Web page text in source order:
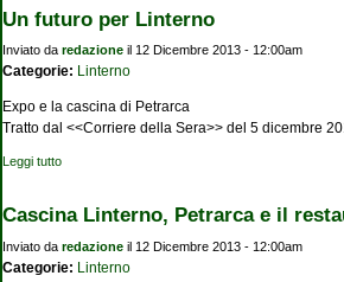
Un futuro per Linterno
Inviato da redazione il 12 Dicembre 2013 - 12:00am
Categorie: Linterno
Expo e la cascina di Petrarca
Tratto dal <<Corriere della Sera>> del 5 dicembre
Leggi tutto
Cascina Linterno, Petrarca e il
Inviato da redazione il 12 Dicembre 2013 - 12:00am
Categorie: Linterno